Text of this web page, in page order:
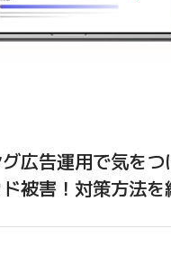
広告運用で気をつ
被害！対策方法を